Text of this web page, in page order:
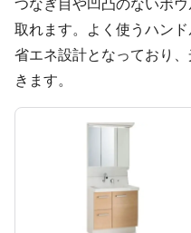
取れます。よく使うハン
省エネ設計となっており
きます。